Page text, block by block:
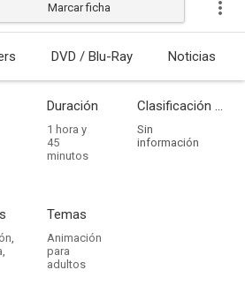
Marcar ficha
DVD / Blu-Ray Noticias
Duración
1 hora y
45
minutos
Clasificación por edades
Sin
información
,
,
Temas
Animación
para
adultos